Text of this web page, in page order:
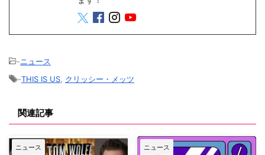
-ニュース
-THIS IS US クリッシー・メッツ
関連記事
ニュース ニュース